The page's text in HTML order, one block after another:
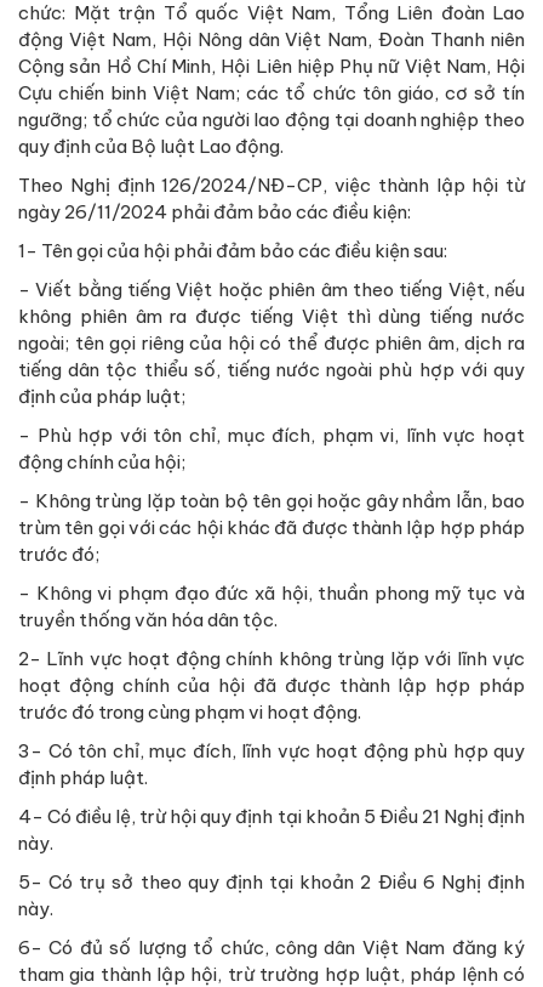
chức: Mặt trận Tổ quốc Việt Nam, Tổng Liên đoàn Lao
động Việt Nam, Hội Nông dân Việt Nam, Đoàn Thanh niên
Cộng sản Hồ Chí Minh, Hội Liên hiệp Phụ nữ Việt Nam, Hội
Cựu chiến binh Việt Nam; các tổ chức tôn giáo, cơ sở tín
ngưỡng; tổ chức của người lao động tại doanh nghiệp theo
quy định của Bộ luật Lao động.
Theo Nghị định 126/2024/NĐ-CP, việc thành lập hội từ
ngày 26/11/2024 phải đảm bảo các điều kiện:
1- Tên gọi của hội phải đảm bảo các điều kiện sau:
- Viết bằng tiếng Việt hoặc phiên âm theo tiếng Việt, nếu
không phiên âm ra được tiếng Việt thì dùng tiếng nước
ngoài; tên gọi riêng của hội có thể được phiên âm, dịch ra
tiếng dân tộc thiểu số, tiếng nước ngoài phù hợp với quy
định của pháp luật;
- Phù hợp với tôn chỉ, mục đích, phạm vi, lĩnh vực hoạt
động chính của hội;
- Không trùng lặp toàn bộ tên gọi hoặc gây nhầm lẫn, bao
trùm tên gọi với các hội khác đã được thành lập hợp pháp
trước đó;
- Không vi phạm đạo đức xã hội, thuần phong mỹ tục và
truyền thống văn hóa dân tộc.
2- Lĩnh vực hoạt động chính không trùng lặp với lĩnh vực
hoạt động chính của hội đã được thành lập hợp pháp
trước đó trong cùng phạm vi hoạt động.
3- Có tôn chỉ, mục đích, lĩnh vực hoạt động phù hợp quy
định pháp luật.
4- Có điều lệ, trừ hội quy định tại khoản 5 Điều 21 Nghị định
này.
5- Có trụ sở theo quy định tại khoản 2 Điều 6 Nghị định
này.
6- Có đủ số lượng tổ chức, công dân Việt Nam đăng ký
tham gia thành lập hội, trừ trường hợp luật, pháp lệnh có